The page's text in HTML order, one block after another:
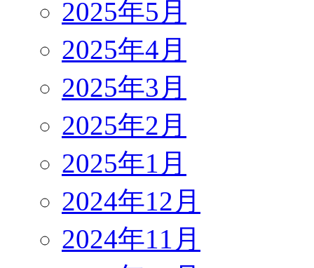
2025年5月
2025年4月
2025年3月
2025年2月
2025年1月
2024年12月
2024年11月